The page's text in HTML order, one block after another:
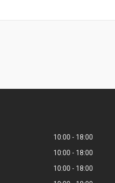
10:00
18:00
10:00
18:00
10:00
18:00